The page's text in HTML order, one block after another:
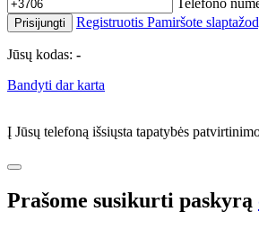
Telefono
Prisijungti Registruotis Pamiršote
Jūsų kodas: -
Bandyti dar karta
Į Jūsų telefoną išsiųsta tapatybės
Prašome susikurti paskyrą